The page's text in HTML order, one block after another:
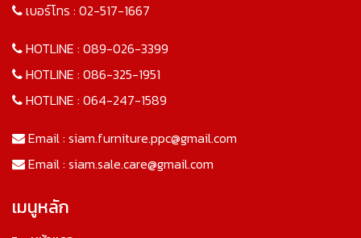
เบอร์โทร : 02-517-1667
HOTLINE : 089-026-3399
HOTLINE : 086-325-1951
HOTLINE : 064-247-1589
Email : siam.furniture.ppc@gmail.com
Email : siam.sale.care@gmail.com
เมนูหลัก